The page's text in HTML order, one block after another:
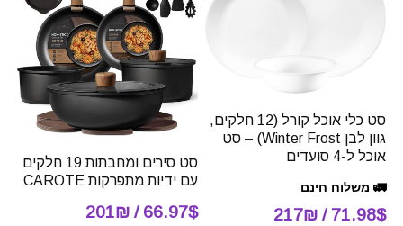
סט כלי אוכל קורל (12 חלקים,
גוון לבן Winter Frost) – סט
אוכל ל-4 סועדים
🚛 משלוח חינם
71.98$ / 217₪
סט סירים ומחבתות 19 חלקים
עם ידיות מתפרקות CAROTE
66.97$ / 201₪